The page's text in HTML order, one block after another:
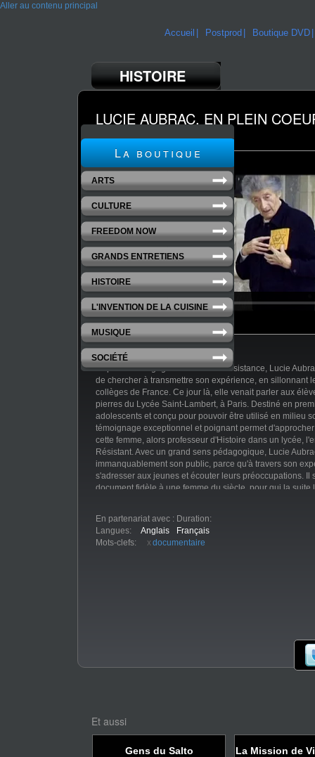
Aller au contenu principal
Accueil Postprod Boutique DVD
HISTOIRE
LUCIE AUBRAC, EN PLEIN
Un film d’Emmanuel Laborie
Depuis son engagement dans la Résistance, Lucie
de chercher à transmettre son expérience, en sillonnant
collèges de France. Ce jour là, elle venait parler aux
pierres du Lycée Saint-Lambert, à Paris. Destiné en
adolescents et conçu pour pouvoir être utilisé en milieu
témoignage exceptionnel et poignant permet
cette femme, alors professeur d'Histoire dans un lycée,
Résistant. Avec un grand sens pédagogique, Lucie
immanquablement son public, parce qu'à travers son
s'adresser aux jeunes et écouter leurs préoccupations. Il
document fidèle à une femme du siècle, pour qui la suite
En partenariat avec : Duration:
Langues:
Anglais
Français
Mots-clefs:
documentaire
Et aussi
Gens du Salto La Mission de
La boutique
ARTS
CULTURE
FREEDOM NOW
GRANDS ENTRETIENS
HISTOIRE
L'INVENTION DE LA CUISINE
MUSIQUE
SOCIÉTÉ